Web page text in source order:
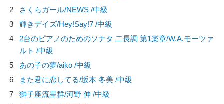
2
さくらガール/NEWS /中級
3
輝きデイズ/Hey!Say!7 /中級
4
2台のピアノのためのソナタ 二長調 第1楽章/W.A.モーツァ
ルト /中級
5
あの子の夢/aiko /中級
6
また君に恋してる/坂本 冬美 /中級
7
獅子座流星群/河野 伸 /中級